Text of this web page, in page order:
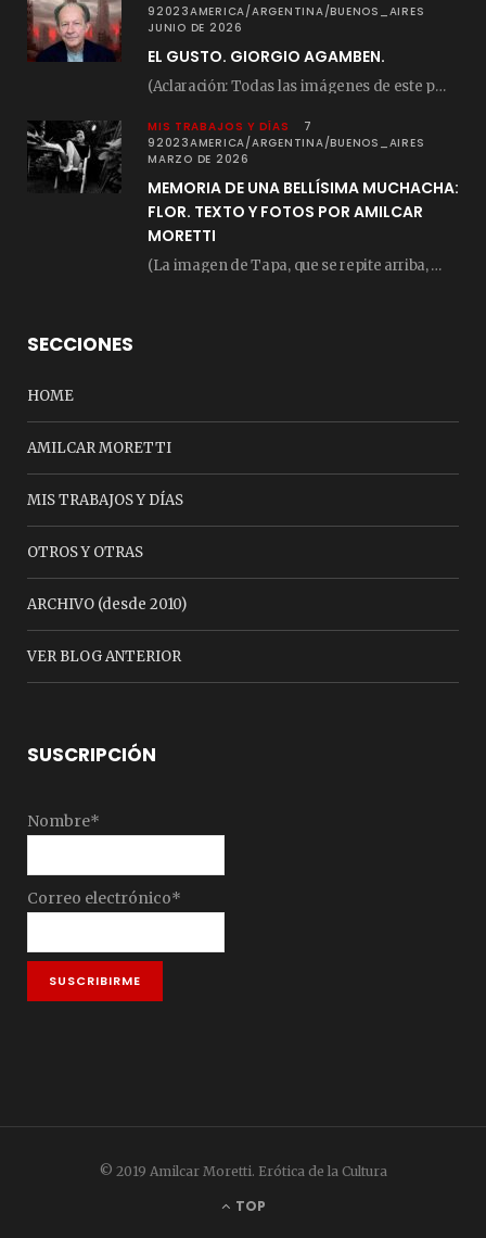
92023AMERICA/ARGENTINA/BUENOS_AIRES
JUNIO DE 2026
EL GUSTO. GIORGIO AGAMBEN.
(Aclaración: Todas las imágenes de este posteo fueron tomadas de Bloghemia.com, y todos los…
MIS TRABAJOS Y DÍAS
7
92023AMERICA/ARGENTINA/BUENOS_AIRES
MARZO DE 2026
MEMORIA DE UNA BELLÍSIMA MUCHACHA:
FLOR. TEXTO Y FOTOS POR AMILCAR
MORETTI
(La imagen de Tapa, que se repite arriba, fue compuesta por Amilcar Moretti el viernes…
SECCIONES
HOME
AMILCAR MORETTI
MIS TRABAJOS Y DÍAS
OTROS Y OTRAS
ARCHIVO (desde 2010)
VER BLOG ANTERIOR
SUSCRIPCIÓN
Nombre*
Correo electrónico*
© 2019 Amilcar Moretti. Erótica de la Cultura
TOP